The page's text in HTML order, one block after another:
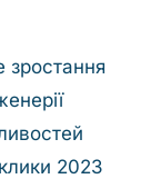
зростання
2023